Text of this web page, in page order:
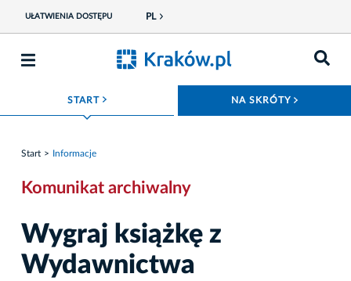
UŁATWIENIA DOSTĘPU PL
START ROZWIŃ MENU NA SKRÓTY
Start Informacje
Komunikat archiwalny
Wygraj książkę z
Wydawnictwa